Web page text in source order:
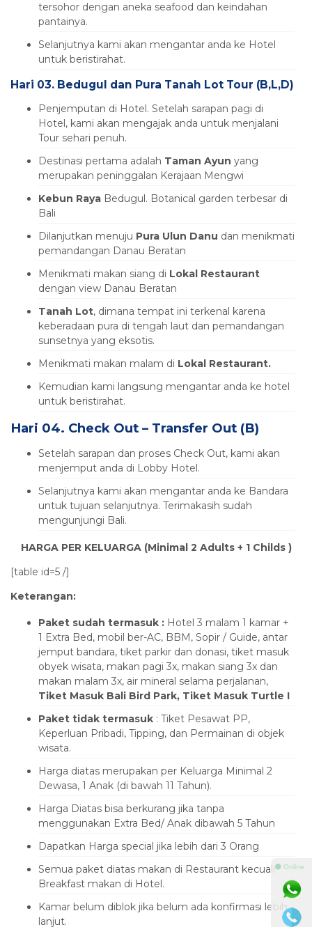
tersohor dengan aneka seafood dan keindahan
pantainya.
Selanjutnya kami akan mengantar anda ke Hotel
untuk beristirahat.
Hari 03. Bedugul dan Pura Tanah Lot Tour (B,L,D)
Penjemputan di Hotel. Setelah sarapan pagi di
Hotel, kami akan mengajak anda untuk menjalani
Tour sehari penuh.
Destinasi pertama adalah Taman Ayun yang
merupakan peninggalan Kerajaan Mengwi
Kebun Raya Bedugul. Botanical garden terbesar di
Bali
Dilanjutkan menuju Pura Ulun Danu dan menikmati
pemandangan Danau Beratan
Menikmati makan siang di Lokal Restaurant
dengan view Danau Beratan
Tanah Lot, dimana tempat ini terkenal karena
keberadaan pura di tengah laut dan pemandangan
sunsetnya yang eksotis.
Menikmati makan malam di Lokal Restaurant.
Kemudian kami langsung mengantar anda ke hotel
untuk beristirahat.
Hari 04. Check Out – Transfer Out (B)
Setelah sarapan dan proses Check Out, kami akan
menjemput anda di Lobby Hotel.
Selanjutnya kami akan mengantar anda ke Bandara
untuk tujuan selanjutnya. Terimakasih sudah
mengunjungi Bali.
HARGA PER KELUARGA (Minimal 2 Adults + 1 Childs )
[table id=5 /]
Keterangan:
Paket sudah termasuk : Hotel 3 malam 1 kamar +
1 Extra Bed, mobil ber-AC, BBM, Sopir / Guide, antar
jemput bandara, tiket parkir dan donasi, tiket masuk
obyek wisata, makan pagi 3x, makan siang 3x dan
makan malam 3x, air mineral selama perjalanan,
Tiket Masuk Bali Bird Park, Tiket Masuk Turtle I
Paket tidak termasuk : Tiket Pesawat PP,
Keperluan Pribadi, Tipping, dan Permainan di objek
wisata.
Harga diatas merupakan per Keluarga Minimal 2
Dewasa, 1 Anak (di bawah 11 Tahun).
Harga Diatas bisa berkurang jika tanpa
menggunakan Extra Bed/ Anak dibawah 5 Tahun
Dapatkan Harga special jika lebih dari 3 Orang
Semua paket diatas makan di Restaurant kecuali
Breakfast makan di Hotel.
Kamar belum diblok jika belum ada konfirmasi lebih
lanjut.
⚫ Online